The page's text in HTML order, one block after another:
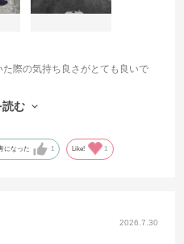
際の気持ち良さがとても良いで
、こちらもしっかりしたつくり
読む
になった 1 Like! 1
2026.7.30